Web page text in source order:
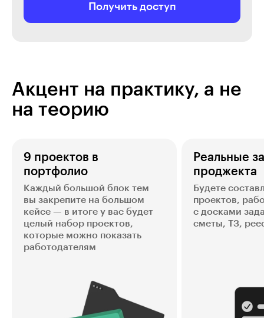
Получить доступ
Акцент на практику, а не
на теорию
9 проектов в
портфолио
Каждый большой блок тем
вы закрепите на большом
кейсе — в итоге у вас будет
целый набор проектов,
которые можно показать
работодателям
Реальные
проджекта
Будете
проектов,
с досками
сметы, ТЗ,